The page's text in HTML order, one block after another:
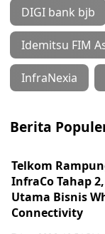
DIGI bank bjb
Idemitsu FIM
InfraNexia
Berita
Telkom
InfraCo Tahap
Utama Bisnis
Connectivity